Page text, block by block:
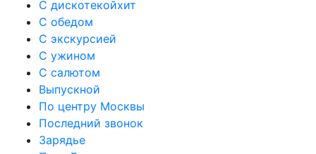
С дискотекойхит
С обедом
С экскурсией
С ужином
С салютом
Выпускной
По центру Москвы
Последний звонок
Зарядье